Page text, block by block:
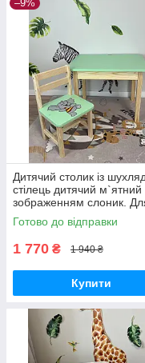
–9%
Дитячий столик із
стілець дитячий м`ятний
зображенням слоник.
гри, навчання,
Готово до відправки
1 770 ₴ 1 940 ₴
Купити